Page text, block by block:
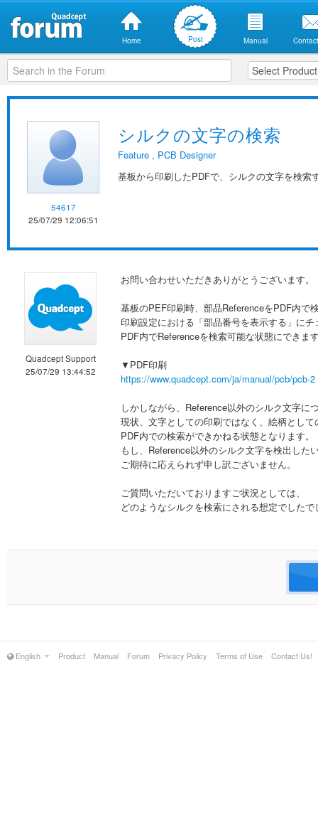
Home Post Manual
54617
25/07/29 12:06:51
シルクの文字の検索
Feature , PCB Designer
基板から印刷したPDFで、シルクの文字を検索
Quadcept Support
25/07/29 13:44:52
お問い合わせいただきありがとうございます。
基板のPEF印刷時、部品ReferenceをPDF内で
印刷設定における「部品番号を表示する」に
PDF内でReferenceを検索可能な状態にできま
▼PDF印刷
https://www.quadcept.com/ja/manual/pcb/pcb-2
しかしながら、Reference以外のシルク文字に
現状、文字としての印刷ではなく、絵柄とし
PDF内での検索ができかねる状態となります。
もし、Reference以外のシルク文字を検出した
ご期待に応えられず申し訳ございません。
ご質問いただいておりますご状況としては、
どのようなシルクを検索にされる想定でしたで
English Product Manual Forum Privacy Policy Terms of Use Contact Us!